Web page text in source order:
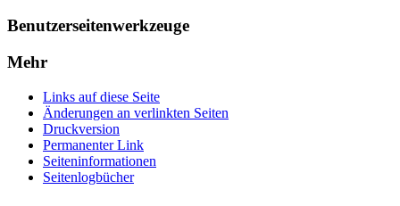
Benutzerseitenwerkzeuge
Mehr
Links auf diese Seite
Änderungen an verlinkten Seiten
Druckversion
Permanenter Link
Seiten­­informationen
Seitenlogbücher